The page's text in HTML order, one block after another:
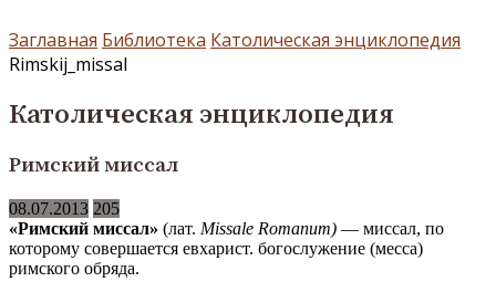
Заглавная Библиотека Католическая энциклопедия
Rimskij_missal
Католическая энциклопедия
Римский миссал
08.07.2013 205
«Римский миссал» (лат. Missale Romanum) — миссал, по
которому совершается евхарист. богослужение (месса)
римского обряда.